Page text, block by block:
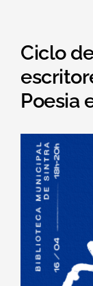
Ciclo
Poesia